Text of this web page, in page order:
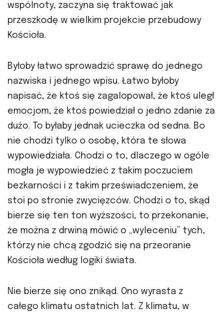
wspólnoty, zaczyna się traktować jak
przeszkodę w wielkim projekcie przebudowy
Kościoła.
Byłoby łatwo sprowadzić sprawę do jednego
nazwiska i jednego wpisu. Łatwo byłoby
napisać, że ktoś się zagalopował, że ktoś uległ
emocjom, że ktoś powiedział o jedno zdanie za
dużo. To byłaby jednak ucieczka od sedna. Bo
nie chodzi tylko o osobę, która te słowa
wypowiedziała. Chodzi o to, dlaczego w ogóle
mogła je wypowiedzieć z takim poczuciem
bezkarności i z takim przeświadczeniem, że
stoi po stronie zwycięzców. Chodzi o to, skąd
bierze się ten ton wyższości, to przekonanie,
że można z drwiną mówić o „wyleceniu” tych,
którzy nie chcą zgodzić się na przeoranie
Kościoła według logiki świata.
Nie bierze się ono znikąd. Ono wyrasta z
całego klimatu ostatnich lat. Z klimatu, w